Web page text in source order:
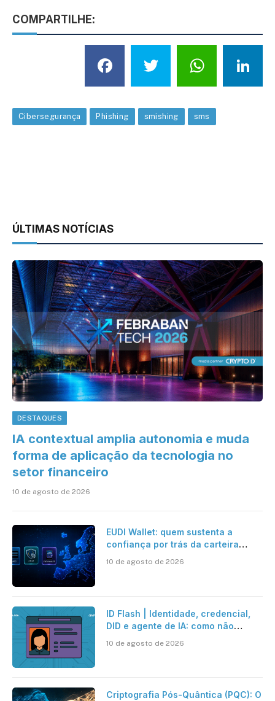
COMPARTILHE:
Facebook
Twitter
Cibersegurança Phishing smishing sms
ÚLTIMAS NOTÍCIAS
DESTAQUES
IA contextual amplia autonomia e muda
forma de aplicação da tecnologia no
setor financeiro
10 de agosto de 2026
EUDI Wallet: quem sustenta a
confiança por trás da carteira
10 de agosto de 2026
ID Flash | Identidade, credencial,
DID e agente de IA: como não
10 de agosto de 2026
Criptografia Pós-Quântica (PQC): O